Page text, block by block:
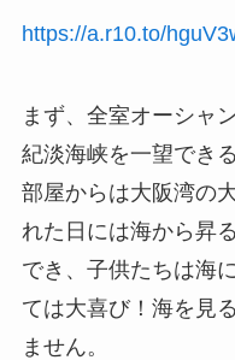
https://a.r10.to/
まず、全室オーシャ
紀淡海峡を一望でき
部屋からは大阪湾の
れた日には海から昇
でき、子供たちは海
ては大喜び！海を見
ません。